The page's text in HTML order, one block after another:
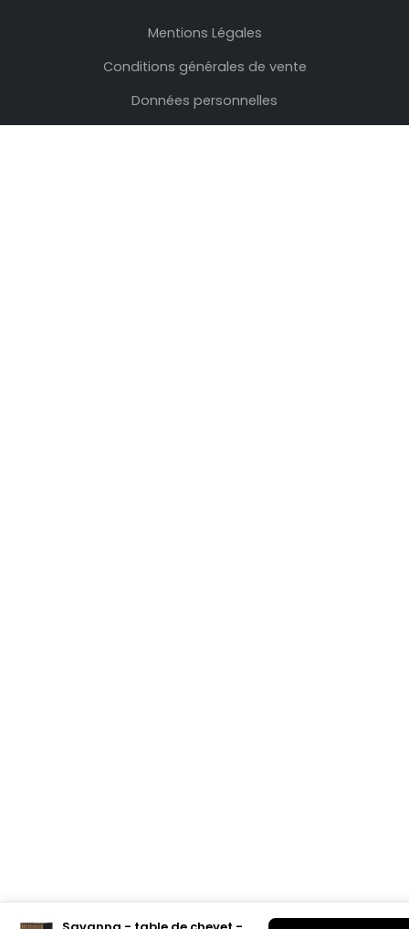
Mentions Légales
Conditions générales de vente
Données personnelles